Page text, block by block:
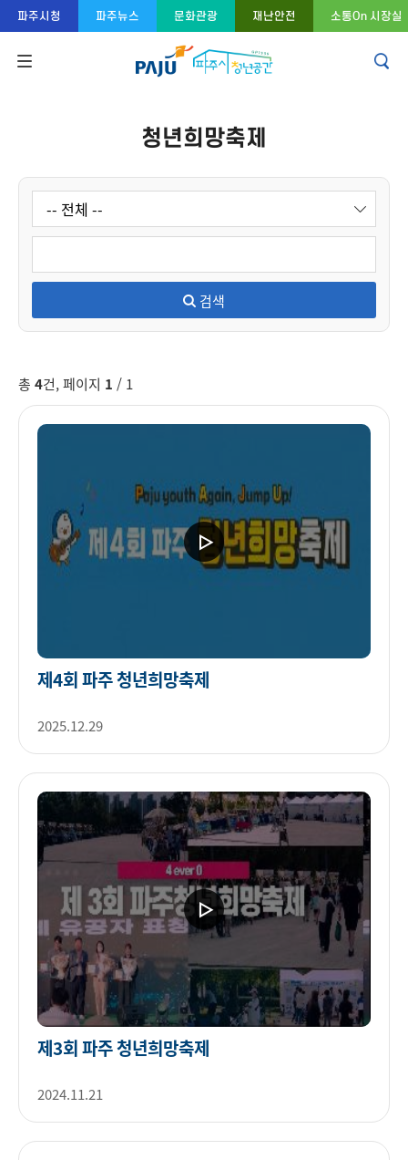
콘텐츠 바로가기
주메뉴 바로가기
푸터 바로가기
파주시청 파주뉴스 문화관광 재난안전 소통On 시장실
청년희망축제
검색
총 4건, 페이지 1 / 1
제4회 파주 청년희망축제
2025.12.29
제3회 파주 청년희망축제
2024.11.21